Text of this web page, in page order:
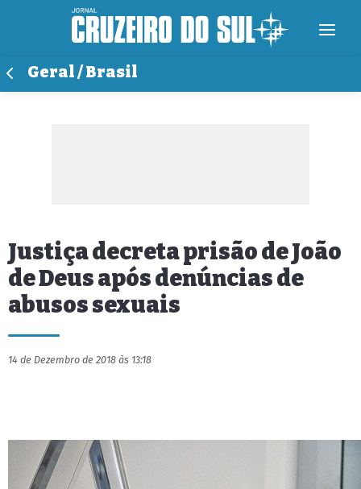
Geral / Brasil
Justiça decreta prisão de João
de Deus após denúncias de
abusos sexuais
14 de Dezembro de 2018 às 13:18